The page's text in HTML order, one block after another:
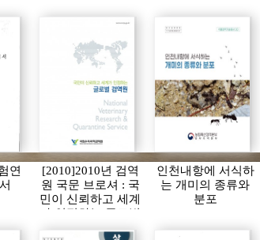
연
[2010]2010년 검역
원 국문 브로셔 : 국
민이 신뢰하고 세계
가 인정하는 글로벌
인천내항에 서식하
는 개미의 종류와
분포